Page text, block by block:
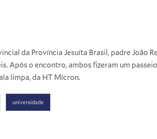
da Província Jesuíta Brasil, padre João
Após o encontro, ambos fizeram um
limpa, da HT Mícron.
universidade